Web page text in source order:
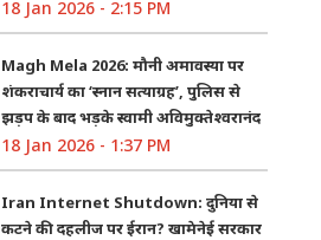
18 Jan 2026 - 2:15 PM
Magh Mela 2026: मौनी अमावस्या पर
शंकराचार्य का ‘स्नान सत्याग्रह’, पुलिस से
झड़प के बाद भड़के स्वामी अविमुक्तेश्वरानंद
18 Jan 2026 - 1:37 PM
Iran Internet Shutdown: दुनिया से
कटने की दहलीज पर ईरान? खामेनेई सरकार